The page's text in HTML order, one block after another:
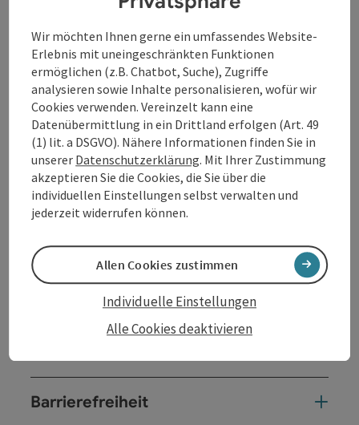
Kontakt
Veranstaltungsort
Anreise/Lage
Zugehörige Veranstaltungen
Barrierefreiheit
Wir möchten Ihnen gerne ein umfassendes Website-
Erlebnis mit uneingeschränkten Funktionen
ermöglichen (z.B. Chatbot, Suche), Zugriffe
analysieren sowie Inhalte personalisieren, wofür wir
Cookies verwenden. Vereinzelt kann eine
Datenübermittlung in ein Drittland erfolgen (Art. 49
(1) lit. a DSGVO). Nähere Informationen finden Sie in
unserer Datenschutzerklärung. Mit Ihrer Zustimmung
akzeptieren Sie die Cookies, die Sie über die
individuellen Einstellungen selbst verwalten und
jederzeit widerrufen können.
Alle Cookies deaktivieren
Individuelle Einstellungen
Allen Cookies zustimmen